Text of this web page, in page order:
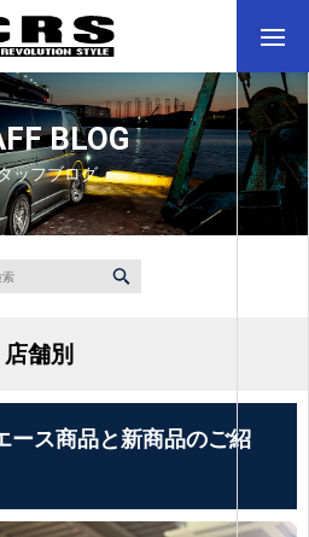
BLOG
ッフブログ
店舗別
ース商品と新商品のご紹